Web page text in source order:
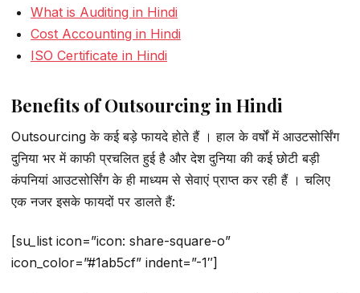
What is Auditing in Hindi
Cost Accounting in Hindi
ISO Certificate in Hindi
Benefits of Outsourcing in Hindi
Outsourcing के कई बड़े फायदे होते हैं । हाल के वर्षों में आउटसोर्सिंग
दुनिया भर में काफी प्रचलित हुई है और देश दुनिया की कई छोटी बड़ी
कंपनियां आउटसोर्सिंग के ही माध्यम से सेवाएं प्राप्त कर रही हैं । चलिए
एक नजर इसके फायदों पर डालते हैं:
[su_list icon=”icon: share-square-o”
icon_color=”#1ab5cf” indent=”-1″]